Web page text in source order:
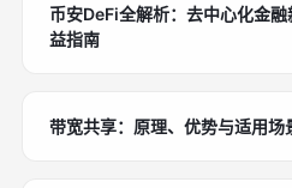
币安DeFi全解析：去中心化金
益指南
带宽共享：原理、优势与适用场